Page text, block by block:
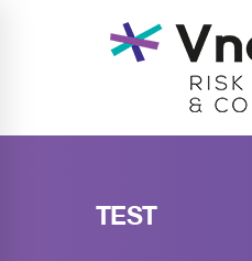
TEST